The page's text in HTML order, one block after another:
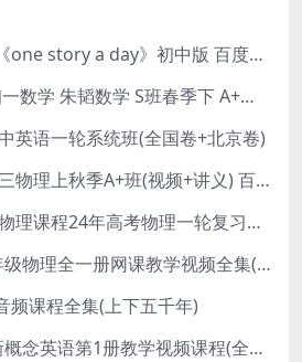
一天一个小故事《one story a day》初中版 百度网盘分享下载
初中数学 2024初一数学 朱韬数学 S班春季下 A+班春季下 百度云网盘
英语一轮系统班(全国卷+北京卷)
杨萌物理2023初三物理上秋季A+班(视频+讲义) 百度网盘分享
2024赵玉峰高三物理课程24年高考物理一轮复习网课教程
沪科版(初三)九年级物理全一册网课教学视频全集(录播版 杜春雨 66讲)
频课程全集(上下五千年)
[胡金铭 Diana]新概念英语第1册教学视频课程(全集 百度网盘下载)